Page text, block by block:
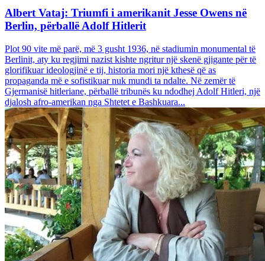
Albert Vataj: Triumfi i amerikanit Jesse Owens në
Berlin, përballë Adolf Hitlerit
Plot 90 vite më parë, më 3 gusht 1936, në stadiumin monumental të
Berlinit, aty ku regjimi nazist kishte ngritur një skenë gjigante për të
glorifikuar ideologjinë e tij, historia mori një kthesë që as
propaganda më e sofistikuar nuk mundi ta ndalte. Në zemër të
Gjermanisë hitleriane, përballë tribunës ku ndodhej Adolf Hitleri, një
djalosh afro-amerikan nga Shtetet e Bashkuara...